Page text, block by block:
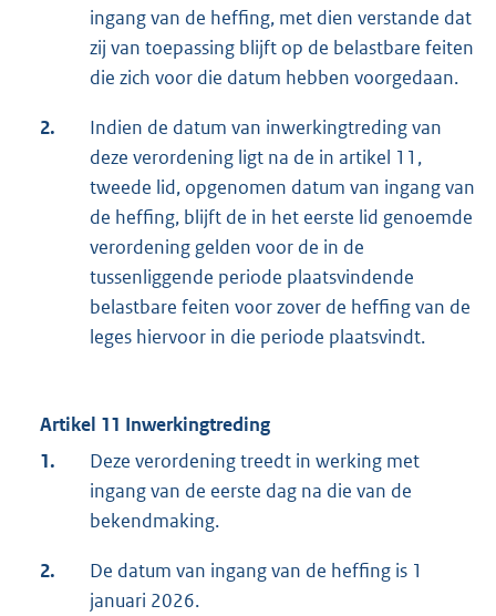
ingang van de heffing, met dien verstande dat
zij van toepassing blijft op de belastbare feiten
die zich voor die datum hebben voorgedaan.
2.
Indien de datum van inwerkingtreding van
deze verordening ligt na de in artikel 11,
tweede lid, opgenomen datum van ingang van
de heffing, blijft de in het eerste lid genoemde
verordening gelden voor de in de
tussenliggende periode plaatsvindende
belastbare feiten voor zover de heffing van de
leges hiervoor in die periode plaatsvindt.
Artikel 11 Inwerkingtreding
1.
Deze verordening treedt in werking met
ingang van de eerste dag na die van de
bekendmaking.
2.
De datum van ingang van de heffing is 1
januari 2026.